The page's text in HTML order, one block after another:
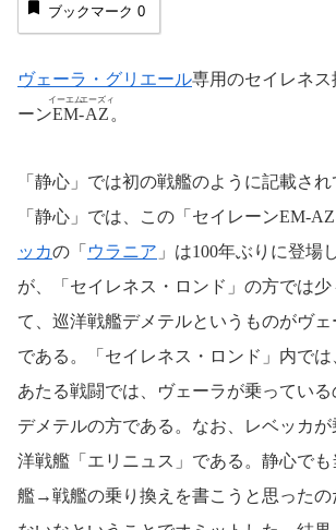
ブックマーク 0
ヴェーラ・グリエール専用のセイレネ
ーンEM
イーエム
-AZ
エーズィ
。
「静心」では初の戦艦のように記載さ
「静心」では、この「セイレーンEM-AZ
ッカの「 ウラニア 」は100年ぶりに登場
が、「セイレネス・ロンド」の方では
て、巡洋戦艦デメテルというものがヴ
である。「セイレネス・ロンド」内では
あたる戦闘では、ヴェーラが乗ってい
デメテルの方である。なお、レベッカ
洋戦艦「エリニュス」である。静心で
艦→戦艦の乗り換えを書こうと思ったの